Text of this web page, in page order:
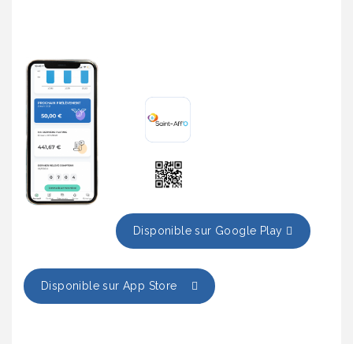
Disponible sur Google Play
Disponible sur App Store